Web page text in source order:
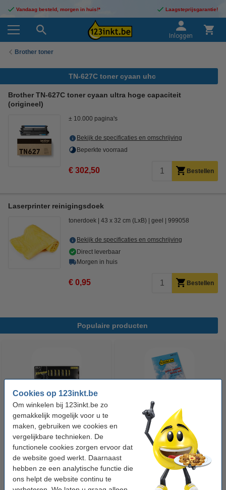
Cookies op 123inkt.be
Om winkelen bij 123inkt.be zo
gemakkelijk mogelijk voor u te
maken, gebruiken we cookies en
vergelijkbare technieken. De
functionele cookies zorgen ervoor dat
de website goed werkt. Daarnaast
hebben ze een analytische functie die
ons helpt de website continu te
Vandaag besteld, morgen in huis!* Laagsteprijsgarantie!
Inloggen
Brother toner
TN-627C toner cyaan uhc
Brother TN-627C toner cyaan ultra hoge capaciteit
(origineel)
± 10.000 pagina's
Bekijk de specificaties en omschrijving
Beperkte voorraad
€ 302,50 Bestellen
Laserprinter reinigingsdoek
tonerdoek 43 x 32 cm (LxB) geel 999058
Bekijk de specificaties en omschrijving
Direct leverbaar
Morgen in huis
€ 0,95 Bestellen
Populaire producten
123accu Xtreme Power MN1500
Penlite AA batterij 24 stuks
€ 14,95 Incl. 21% btw
123inkt kopieerpapier 1 pak van
500 vellen A4 - 80 g/m²
€ 7,25 Incl. 21% btw